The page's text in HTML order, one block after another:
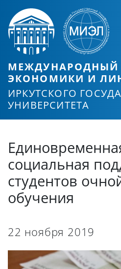
МЕЖДУНАРОДНЫЙ
ЭКОНОМИКИ И
ИРКУТСКОГО
УНИВЕРСИТЕТА
социальная
студентов
обучения
22 ноября 2019